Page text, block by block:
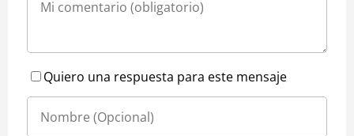
Quiero una respuesta para este mensaje